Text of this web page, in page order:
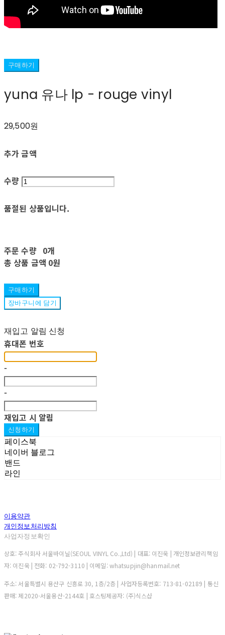
구매하기
yuna 유나 lp - rouge vinyl
29,500원
추가 금액
수량
품절된 상품입니다.
주문 수량 0개
총 상품 금액 0원
구매하기
장바구니에 담기
재입고 알림 신청
휴대폰 번호
-
-
재입고 시 알림
신청하기
페이스북
네이버 블로그
밴드
라인
이용약관
개인정보처리방침
사업자정보확인
상호: 주식회사 서울바이닐(SEOUL VINYL Co.,Ltd) | 대표: 이진욱 | 개인정보관리책임
자: 이진욱 | 전화: 02-792-3110 | 이메일: whatsupjin@hanmail.net
주소: 서울특별시 용산구 신흥로 30, 1층/2층 | 사업자등록번호: 713-81-02189 | 통신
판매: 제2020-서울용산-2144호 | 호스팅제공자: (주)식스샵